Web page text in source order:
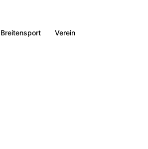
Breitensport Verein